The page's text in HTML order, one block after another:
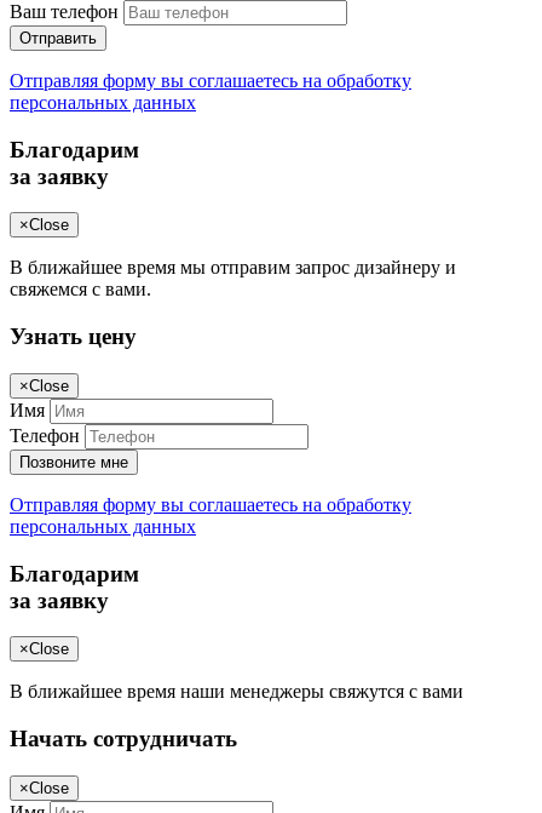
Ваш телефон
Отправить
Отправляя форму вы соглашаетесь на обработку
персональных данных
Благодарим
за заявку
×Close
В ближайшее время мы отправим запрос дизайнеру и
свяжемся с вами.
Узнать цену
×Close
Имя
Телефон
Позвоните мне
Отправляя форму вы соглашаетесь на обработку
персональных данных
Благодарим
за заявку
×Close
В ближайшее время наши менеджеры свяжутся с вами
Начать сотрудничать
×Close